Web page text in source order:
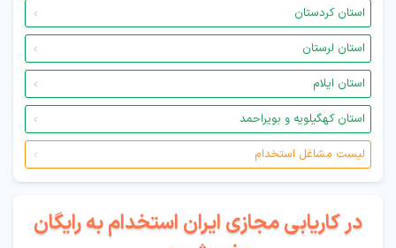
استان کردستان
استان لرستان
استان ایلام
استان کهگیلویه و بویراحمد
لیست مشاغل استخدام
در کاریابی مجازی ایران استخدام به رایگان